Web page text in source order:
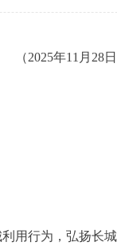
（2025年11月
用行为，弘扬长